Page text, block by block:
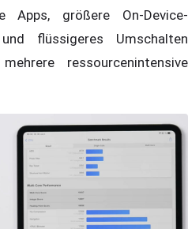
Apps, größere On-Device-
flüssigeres Umschalten
ressourcenintensive